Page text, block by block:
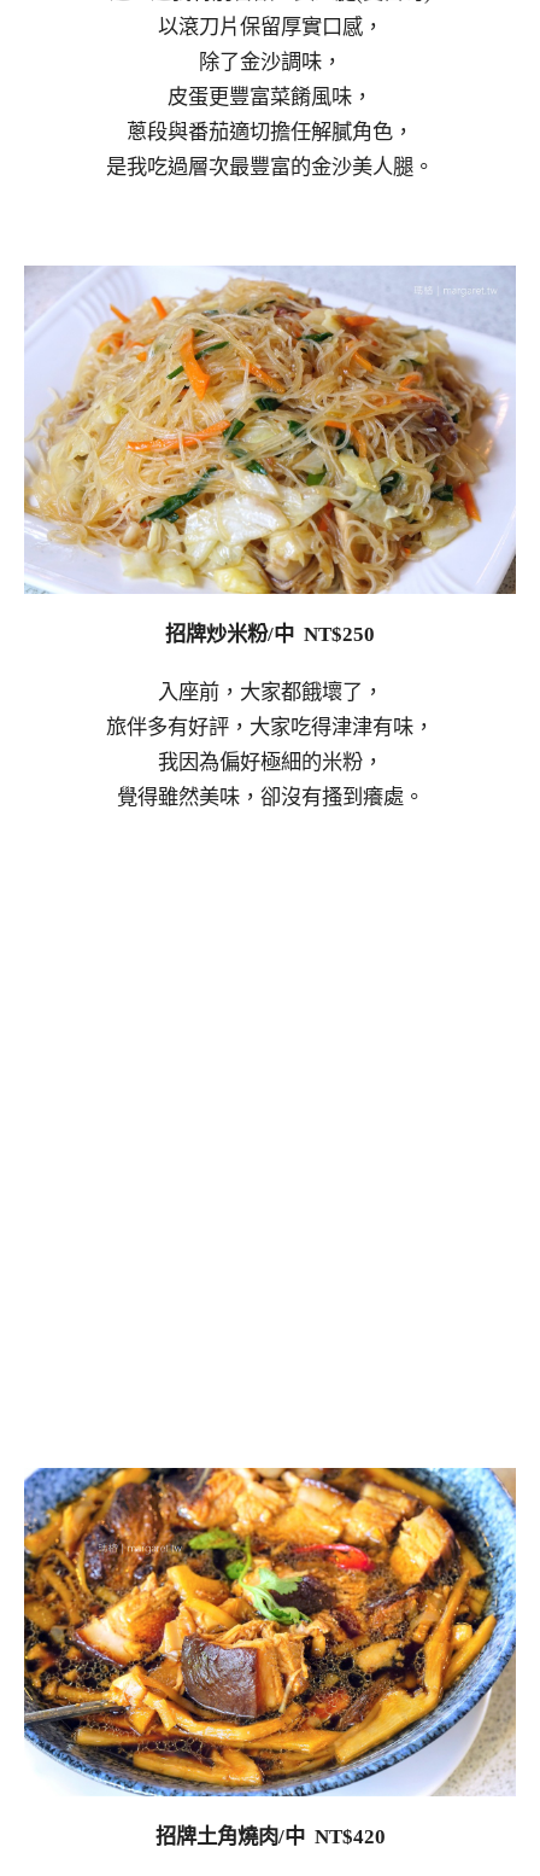
以滾刀片保留厚實口感，
除了金沙調味，
皮蛋更豐富菜餚風味，
蔥段與番茄適切擔任解膩角色，
是我吃過層次最豐富的金沙美人腿。
招牌炒米粉/中 NT$250
入座前，大家都餓壞了，
旅伴多有好評，大家吃得津津有味，
我因為偏好極細的米粉，
覺得雖然美味，卻沒有搔到癢處。
招牌土角燒肉/中 NT$420